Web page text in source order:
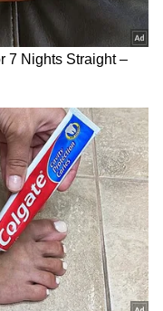
ಉಪ ಸಂಪಾದಕ.
ಹುಟ್ಟಿ
ಪದವಿಯನ್ನು ಬೆಂಗಳೂರು